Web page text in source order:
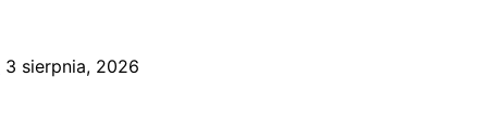
3 sierpnia, 2026